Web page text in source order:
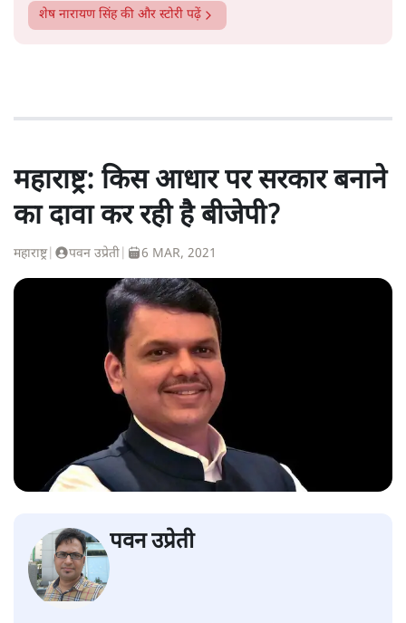
शेष नारायण सिंहकी और स्टोरी पढ़ें
महाराष्ट्र: किस आधार पर सरकार बनाने
का दावा कर रही है बीजेपी?
महाराष्ट्र| पवन उप्रेती 6 MAR, 2021
पवन उप्रेती